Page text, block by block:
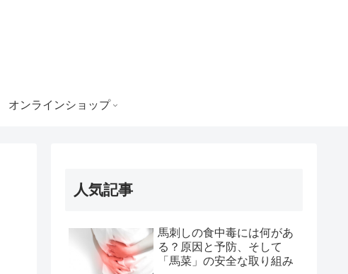
オンラインショップ
人気記事
馬刺しの食中毒には何があ
る？原因と予防、そして
「馬菜」の安全な取り組み